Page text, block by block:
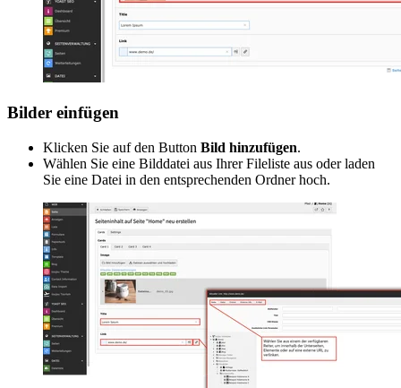
Bilder einfügen
Klicken Sie auf den Button Bild hinzufügen.
Wählen Sie eine Bilddatei aus Ihrer Fileliste aus oder laden
Sie eine Datei in den entsprechenden Ordner hoch.